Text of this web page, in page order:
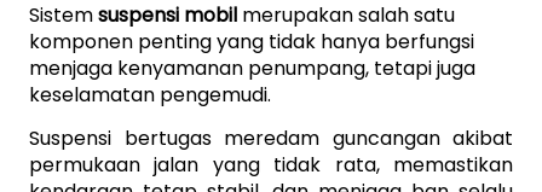
Sistem suspensi mobil merupakan salah satu
komponen penting yang tidak hanya berfungsi
menjaga kenyamanan penumpang, tetapi juga
keselamatan pengemudi.
Suspensi bertugas meredam guncangan akibat
permukaan jalan yang tidak rata, memastikan